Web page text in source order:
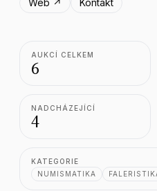
Web ↗ Kontakt
AUKCÍ CELKEM
6
NADCHÁZEJÍCÍ
4
KATEGORIE
NUMISMATIKA